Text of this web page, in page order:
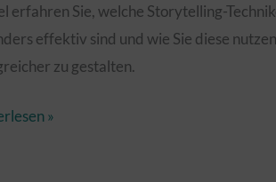
erfahren Sie, welche Storytelling-
effektiv sind und wie Sie diese
zu gestalten.
»